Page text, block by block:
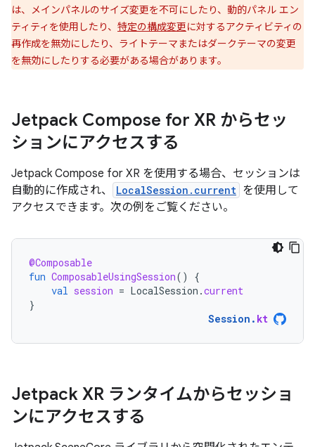
は、メインパネルのサイズ変更を不可にしたり、動的パネル エン
ティティを使用したり、 特定の構成変更に対するアクティビティの
再作成を無効にしたり、ライトテーマまたはダークテーマの変更
を無効にしたりする必要がある場合があります。
Jetpack Compose for XR からセッ
ションにアクセスする
Jetpack Compose for XR を使用する場合、セッションは
自動的に作成され、
LocalSession.current を使用して
アクセスできます。次の例をご覧ください。
@Composable
fun ComposableUsingSession()
{
val session = LocalSession .current
}
Session . kt
Jetpack XR ランタイムからセッショ
ンにアクセスする